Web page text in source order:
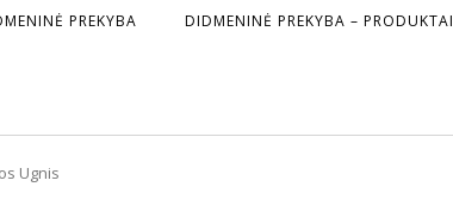
PREKYBA DIDMENINĖ PREKYBA – PRODUKTAI
Ugnis